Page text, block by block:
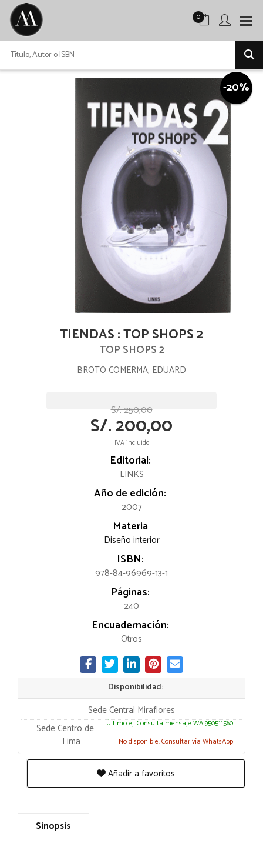
0
-20%
TIENDAS : TOP SHOPS 2
TOP SHOPS 2
BROTO COMERMA, EDUARD
S/. 250,00
S/. 200,00
IVA incluido
Editorial:
LINKS
Año de edición:
2007
Materia
Diseño interior
ISBN:
978-84-96969-13-1
Páginas:
240
Encuadernación:
Otros
Disponibilidad:
Sede Central Miraflores
Último ej. Consulta mensaje WA 950511560
Sede Centro de
Lima
No disponible. Consultar vía WhatsApp
Añadir a favoritos
Sinopsis